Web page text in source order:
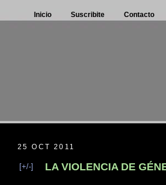
Inicio Suscribite Contacto
25 OCT 2011
[+/-] LA VIOLENCIA DE